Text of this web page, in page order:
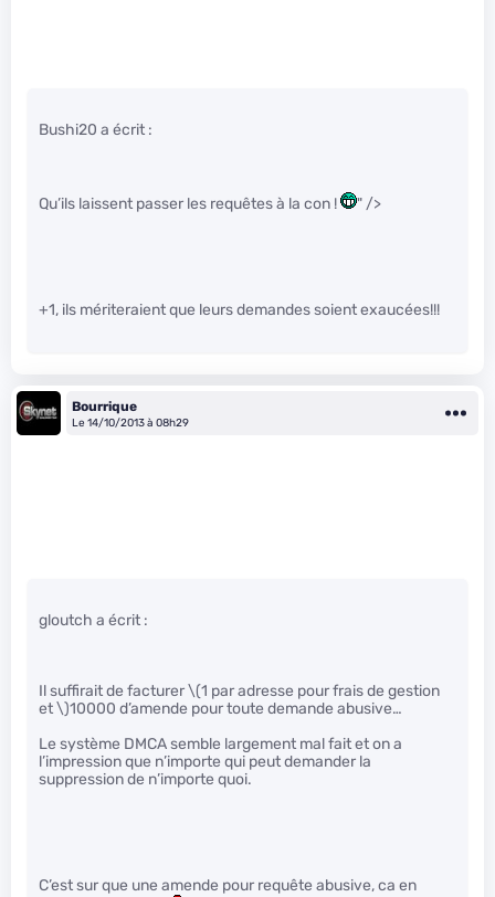
Bushi20 a écrit :
Qu’ils laissent passer les requêtes à la con ! " />
+1, ils mériteraient que leurs demandes soient exaucées!!!
Bourrique
Le 14/10/2013 à 08h29
gloutch a écrit :
Il suffirait de facturer\(1 par adresse pour frais de gestion
et \)10000 d’amende pour toute demande abusive…
Le système DMCA semble largement mal fait et on a
l’impression que n’importe qui peut demander la
suppression de n’importe quoi.
C’est sur que une amende pour requête abusive, ca en